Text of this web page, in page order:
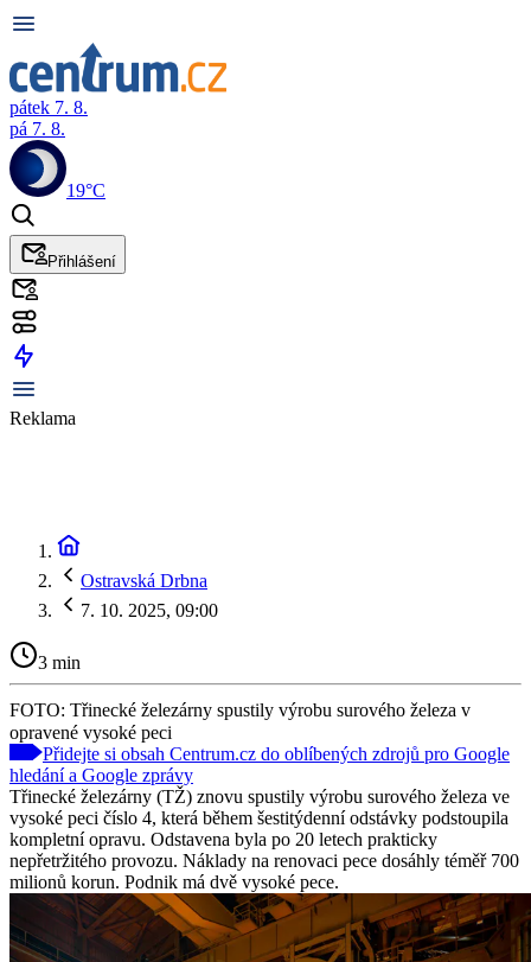
pátek 7. 8.
pá 7. 8.
19°C
Přihlášení
Reklama
Ostravská Drbna
7. 10. 2025, 09:00
3 min
FOTO: Třinecké železárny spustily výrobu surového železa v
opravené vysoké peci
Přidejte si obsah Centrum.cz do oblíbených zdrojů pro Google
hledání a Google zprávy
Třinecké železárny (TŽ) znovu spustily výrobu surového železa ve
vysoké peci číslo 4, která během šestitýdenní odstávky podstoupila
kompletní opravu. Odstavena byla po 20 letech prakticky
nepřetržitého provozu. Náklady na renovaci pece dosáhly téměř 700
milionů korun. Podnik má dvě vysoké pece.